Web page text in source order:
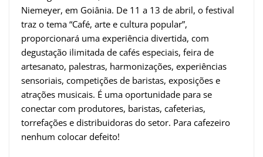
Niemeyer, em Goiânia. De 11 a 13 de abril, o festival
traz o tema “Café, arte e cultura popular”,
proporcionará uma experiência divertida, com
degustação ilimitada de cafés especiais, feira de
artesanato, palestras, harmonizações, experiências
sensoriais, competições de baristas, exposições e
atrações musicais. É uma oportunidade para se
conectar com produtores, baristas, cafeterias,
torrefações e distribuidoras do setor. Para cafezeiro
nenhum colocar defeito!